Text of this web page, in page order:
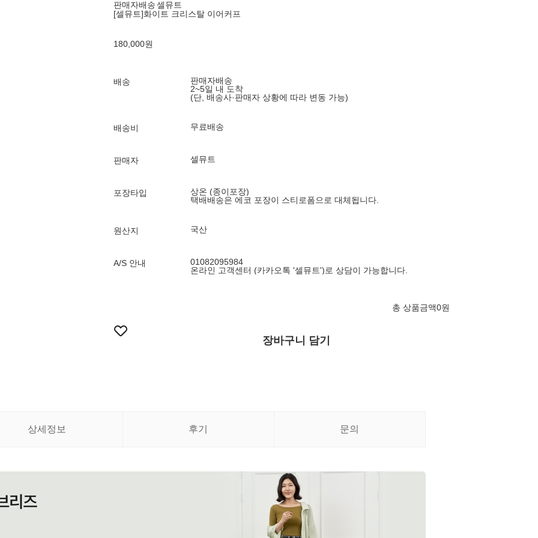
판매자배송셀뮤트
[셀뮤트]화이트 크리스탈 이어커프
180,000원
배송
판매자배송
2~5일 내 도착
(단, 배송사·판매자 상황에 따라 변동 가능)
배송비 무료배송
판매자 셀뮤트
포장타입
상온 (종이포장)
택배배송은 에코 포장이 스티로폼으로 대체됩니다.
원산지 국산
A/S 안내
01082095984
온라인 고객센터 (카카오톡 '셀뮤트')로 상담이 가능합니다.
총 상품금액0원
장바구니 담기
상세정보 후기 문의